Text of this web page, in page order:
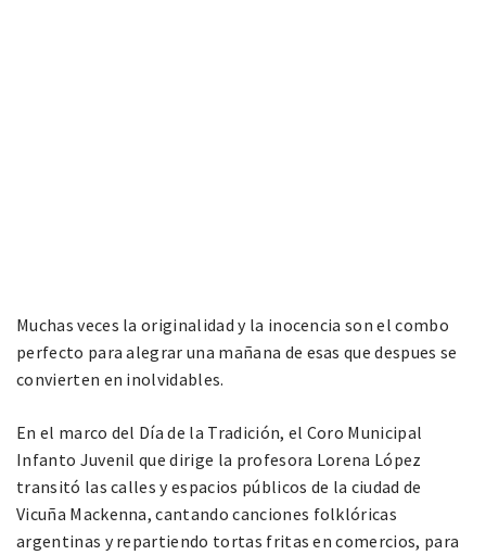
Muchas veces la originalidad y la inocencia son el combo
perfecto para alegrar una mañana de esas que despues se
convierten en inolvidables.
En el marco del Día de la Tradición, el Coro Municipal
Infanto Juvenil que dirige la profesora Lorena López
transitó las calles y espacios públicos de la ciudad de
Vicuña Mackenna, cantando canciones folklóricas
argentinas y repartiendo tortas fritas en comercios, para